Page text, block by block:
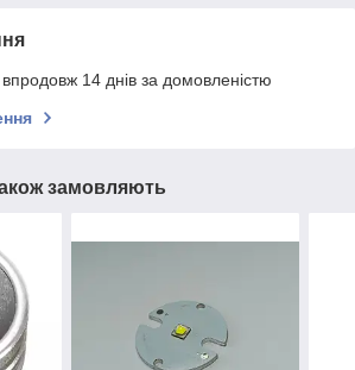
14 днів за домовленістю
замовляють